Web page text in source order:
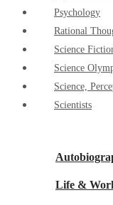
Psychology
Rational
Science
Science
Science,
Scientists
Life &